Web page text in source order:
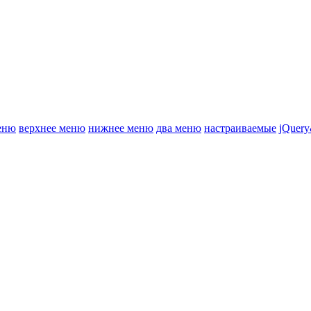
верхнее меню нижнее меню два меню настраиваемые